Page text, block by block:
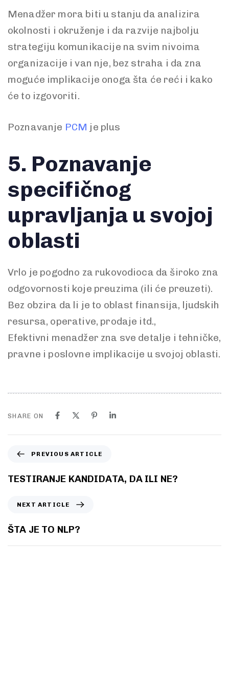
Menadžer mora biti u stanju da analizira
okolnosti i okruženje i da razvije najbolju
strategiju komunikacije na svim nivoima
organizacije i van nje, bez straha i da zna
moguće implikacije onoga šta će reći i kako
će to izgovoriti.
Poznavanje PCM je plus
5. Poznavanje
specifičnog
upravljanja u svojoj
oblasti
Vrlo je pogodno za rukovodioca da široko zna
odgovornosti koje preuzima (ili će preuzeti).
Bez obzira da li je to oblast finansija, ljudskih
resursa, operative, prodaje itd.,
Efektivni menadžer zna sve detalje i tehničke,
pravne i poslovne implikacije u svojoj oblasti.
SHARE ON
PREVIOUS ARTICLE
TESTIRANJE KANDIDATA, DA ILI NE?
NEXT ARTICLE
ŠTA JE TO NLP?